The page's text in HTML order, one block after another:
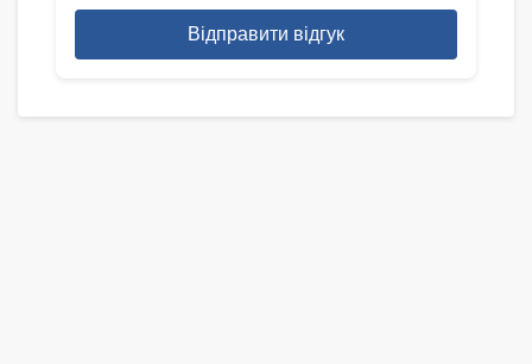
Відправити відгук